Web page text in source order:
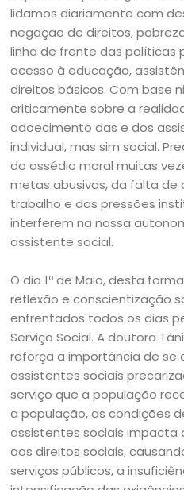
lidamos diariamente com
negação de direitos,
linha de frente das políticas
acesso à educação,
direitos básicos. Com base
criticamente sobre a
adoecimento das e dos
individual, mas sim social.
do assédio moral muitas
metas abusivas, da falta de
trabalho e das pressões
interferem na nossa
assistente social.
O dia 1º de Maio, desta
reflexão e conscientização
enfrentados todos os dias
Serviço Social. A doutora
reforça a importância de se
assistentes sociais
serviço que a população
a população, as condições
assistentes sociais impacta
aos direitos sociais,
serviços públicos, a